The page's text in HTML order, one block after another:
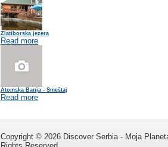
Zlatiborska jezera
Read more
Atomska Banja - Smeštaj
Read more
Copyright © 2026 Discover Serbia - Moja